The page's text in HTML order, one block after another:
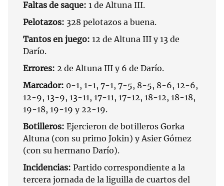
Faltas de saque: 1 de Altuna III.
Pelotazos: 328 pelotazos a buena.
Tantos en juego: 12 de Altuna III y 13 de
Darío.
Errores: 2 de Altuna III y 6 de Darío.
Marcador: 0-1, 1-1, 7-1, 7-5, 8-5, 8-6, 12-6,
12-9, 13-9, 13-11, 17-11, 17-12, 18-12, 18-18,
19-18, 19-19 y 22-19.
Botilleros: Ejercieron de botilleros Gorka
Altuna (con su primo Jokin) y Asier Gómez
(con su hermano Darío).
Incidencias: Partido correspondiente a la
tercera jornada de la liguilla de cuartos del